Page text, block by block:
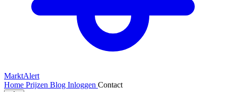
MarktAlert
Home Prijzen Blog Inloggen Contact